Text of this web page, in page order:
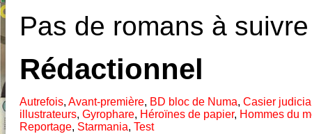
Pas de romans à
Rédactionnel
Autrefois, Avant-première, BD bloc de Numa, Casier
illustrateurs, Gyrophare, Héroïnes de papier, Hommes du
Reportage, Starmania, Test